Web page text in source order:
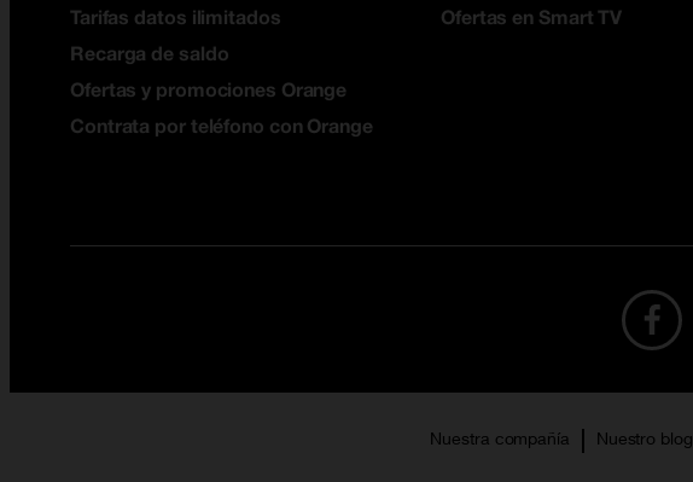
Tarifas datos ilimitados
Recarga de saldo
Ofertas y promociones Orange
Contrata por teléfono con Orange
Ofertas en Smart TV
Nuestra compañía Nuestro blog